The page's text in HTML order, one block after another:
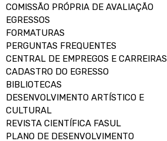
COMISSÃO PRÓPRIA DE AVALIAÇÃO
EGRESSOS
FORMATURAS
PERGUNTAS FREQUENTES
CENTRAL DE EMPREGOS E CARREIRAS
CADASTRO DO EGRESSO
BIBLIOTECAS
DESENVOLVIMENTO ARTÍSTICO E
CULTURAL
REVISTA CIENTÍFICA FASUL
PLANO DE DESENVOLVIMENTO